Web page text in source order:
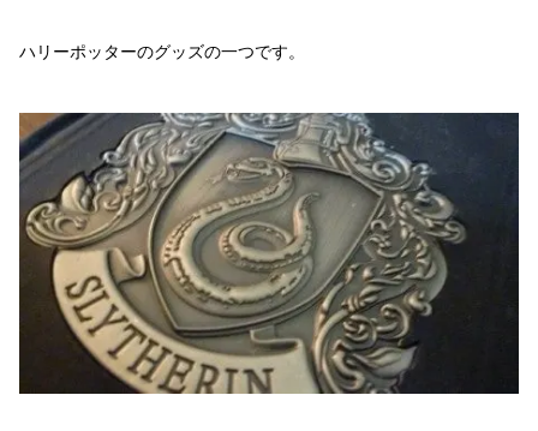
ハリーポッターのグッズの一つです。